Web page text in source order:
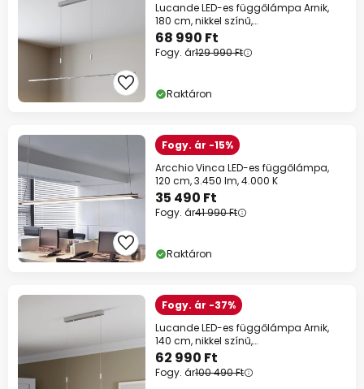
Lucande LED-es függőlámpa Arnik,
180 cm, nikkel színű,
fényerőszabályozós
68 990 Ft
Fogy. ár129 990 Ft
Raktáron
Fogy. ár -15%
Arcchio Vinca LED-es függőlámpa,
120 cm, 3.450 lm, 4.000 K
35 490 Ft
Fogy. ár41 990 Ft
Raktáron
Fogy. ár -37%
Lucande LED-es függőlámpa Arnik,
140 cm, nikkel színű,
fényerőszabályzóval
62 990 Ft
Fogy. ár100 490 Ft